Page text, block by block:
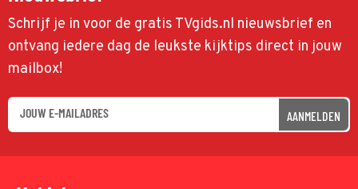
Schrijf je in voor de gratis TVgids.nl nieuwsbrief en
ontvang iedere dag de leukste kijktips direct in jouw
mailbox!
AANMELDEN